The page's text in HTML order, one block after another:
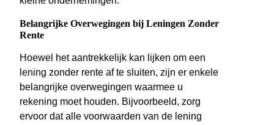
Belangrijke Overwegingen bij Leningen Zonder
Rente
Hoewel het aantrekkelijk kan lijken om een
lening zonder rente af te sluiten, zijn er enkele
belangrijke overwegingen waarmee u
rekening moet houden. Bijvoorbeeld, zorg
ervoor dat alle voorwaarden van de lening